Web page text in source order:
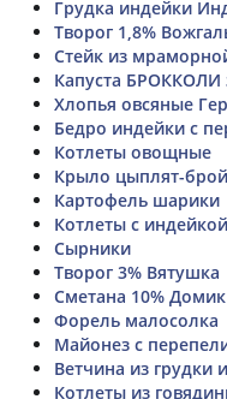
Грудка индейки
Творог 1,8%
Стейк из
Капуста БРОККОЛИ
Хлопья овсяные
Бедро индейки с
Котлеты овощные
Крыло цыплят-
Картофель шарики
Котлеты с
Сырники
Творог 3% Вятушка
Сметана 10%
Форель малосолка
Майонез с
Ветчина из грудки
Котлеты из